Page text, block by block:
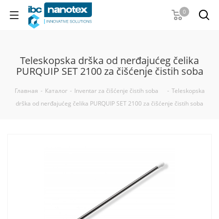
0
Teleskopska drška od nerđajućeg čelika
PURQUIP SET 2100 za čišćenje čistih soba
Главная - Каталог - Inventar za čišćenje čistih soba - Teleskopska
drška od nerđajućeg čelika PURQUIP SET 2100 za čišćenje čistih soba